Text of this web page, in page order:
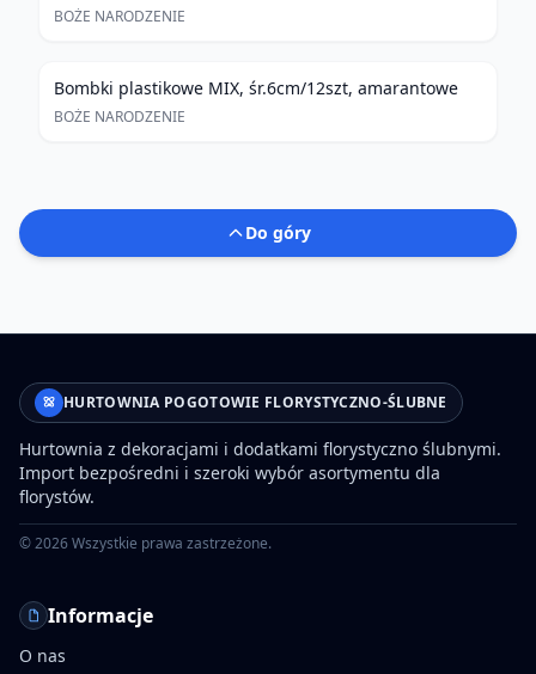
BOŻE NARODZENIE
Bombki plastikowe MIX, śr.6cm/12szt, amarantowe
BOŻE NARODZENIE
Do góry
HURTOWNIA POGOTOWIE FLORYSTYCZNO-ŚLUBNE
Hurtownia z dekoracjami i dodatkami florystyczno ślubnymi.
Import bezpośredni i szeroki wybór asortymentu dla
florystów.
©2026Wszystkie prawa zastrzeżone.
Informacje
O nas